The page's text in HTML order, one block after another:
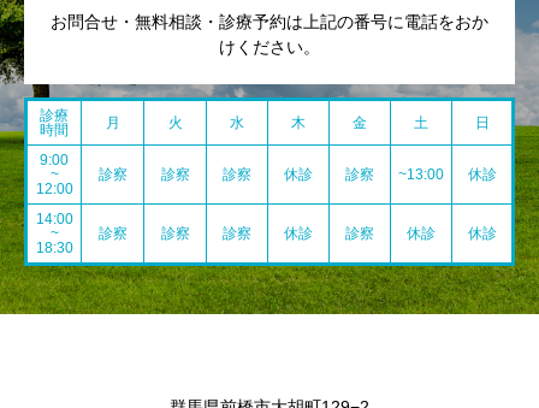
お問合せ・無料相談・診療予約は上記の番号に電話をおか
けください。
診療
時間
月 火 水 木 金 土 日
9:00
~
12:00
診察 診察 診察 休診 診察 ~13:00 休診
14:00
~
18:30
診察 診察 診察 休診 診察 休診 休診